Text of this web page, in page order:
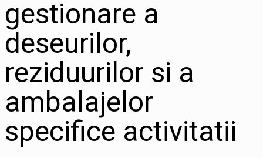
gestionare a
deseurilor,
reziduurilor si a
ambalajelor
specifice activitatii